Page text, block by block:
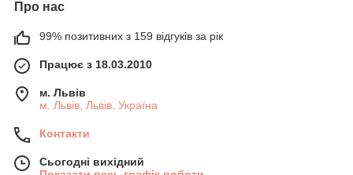
Про нас
99% позитивних з 159 відгуків за рік
Працює з 18.03.2010
м. Львів
м. Львів, Львів, Україна
Контакти
Сьогодні вихідний